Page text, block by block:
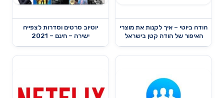
הודה ביוטי – איך לקנות את מוצרי
האיפור של הודה קטן בישראל
יוטיוב סרטים וסדרות לצפייה
ישירה – חינם – 2021